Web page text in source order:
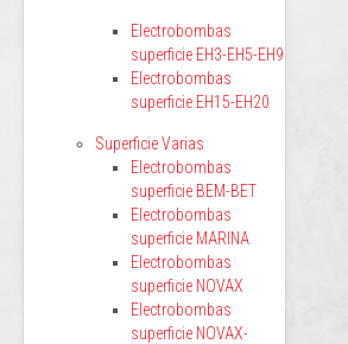
Electrobombas
superficie EH3-EH5-EH9
Electrobombas
superficie EH15-EH20
Superficie Varias
Electrobombas
superficie BEM-BET
Electrobombas
superficie MARINA
Electrobombas
superficie NOVAX
Electrobombas
superficie NOVAX-